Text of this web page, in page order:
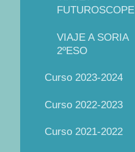
FUTUROSCOPE
VIAJE A SORIA
2ºESO
Curso 2023-2024
Curso 2022-2023
Curso 2021-2022